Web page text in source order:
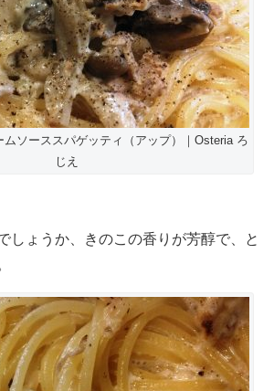
ムソーススパゲッティ（アップ）｜Osteria ろ
じえ
しょうか、きのこの香りが芳醇で、と